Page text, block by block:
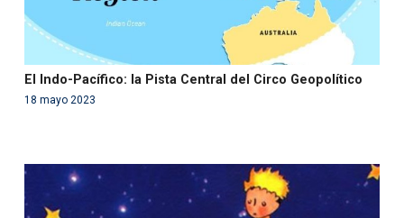
El Indo-Pacífico: la Pista Central del Circo Geopolítico
18 mayo 2023
Warning: Use of undefined constant php - assumed
'php' (this will throw an Error in a future version of PHP)